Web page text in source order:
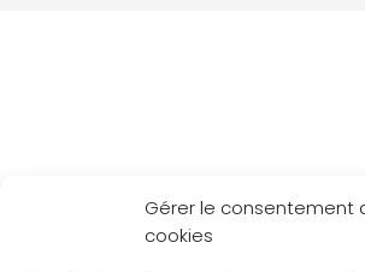
Gérer le consentement
cookies